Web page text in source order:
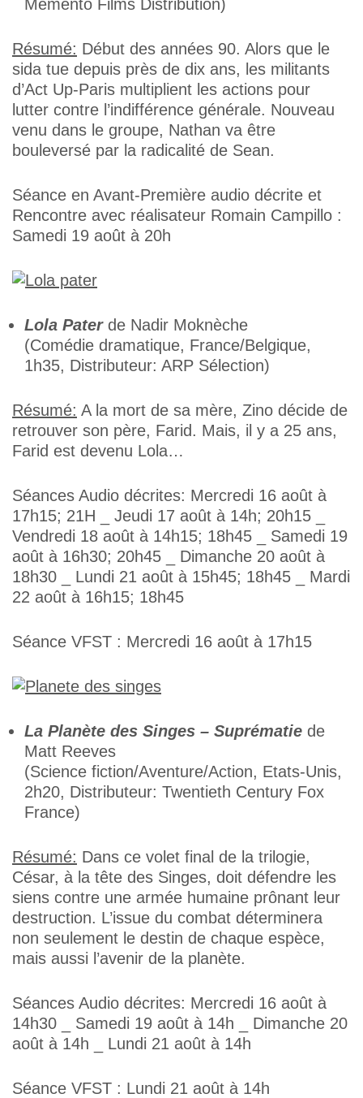
Memento Films Distribution)
Résumé: Début des années 90. Alors que le
sida tue depuis près de dix ans, les militants
d’Act Up-Paris multiplient les actions pour
lutter contre l’indifférence générale. Nouveau
venu dans le groupe, Nathan va être
bouleversé par la radicalité de Sean.
Séance en Avant-Première audio décrite et
Rencontre avec réalisateur Romain Campillo :
Samedi 19 août à 20h
Lola Pater de Nadir Moknèche
(Comédie dramatique, France/Belgique,
1h35, Distributeur: ARP Sélection)
Résumé: A la mort de sa mère, Zino décide de
retrouver son père, Farid. Mais, il y a 25 ans,
Farid est devenu Lola…
Séances Audio décrites: Mercredi 16 août à
17h15; 21H _ Jeudi 17 août à 14h; 20h15 _
Vendredi 18 août à 14h15; 18h45 _ Samedi 19
août à 16h30; 20h45 _ Dimanche 20 août à
18h30 _ Lundi 21 août à 15h45; 18h45 _ Mardi
22 août à 16h15; 18h45
Séance VFST : Mercredi 16 août à 17h15
La Planète des Singes – Suprématie de
Matt Reeves
(Science fiction/Aventure/Action, Etats-Unis,
2h20, Distributeur: Twentieth Century Fox
France)
Résumé: Dans ce volet final de la trilogie,
César, à la tête des Singes, doit défendre les
siens contre une armée humaine prônant leur
destruction. L’issue du combat déterminera
non seulement le destin de chaque espèce,
mais aussi l’avenir de la planète.
Séances Audio décrites: Mercredi 16 août à
14h30 _ Samedi 19 août à 14h _ Dimanche 20
août à 14h _ Lundi 21 août à 14h
Séance VFST : Lundi 21 août à 14h